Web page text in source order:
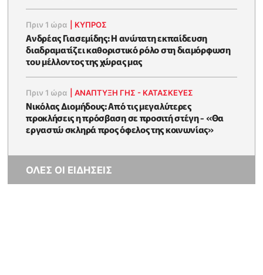
Πριν 1 ώρα ΚΥΠΡΟΣ
Ανδρέας Γιασεμίδης: Η ανώτατη εκπαίδευση
διαδραματίζει καθοριστικό ρόλο στη διαμόρφωση
του μέλλοντος της χώρας μας
Πριν 1 ώρα |ΑΝΑΠΤΥΞΗ ΓΗΣ - ΚΑΤΑΣΚΕΥΕΣ
Νικόλας Διομήδους: Από τις μεγαλύτερες
προκλήσεις η πρόσβαση σε προσιτή στέγη - «Θα
εργαστώ σκληρά προς όφελος της κοινωνίας»
ΟΛΕΣ ΟΙ ΕΙΔΗΣΕΙΣ